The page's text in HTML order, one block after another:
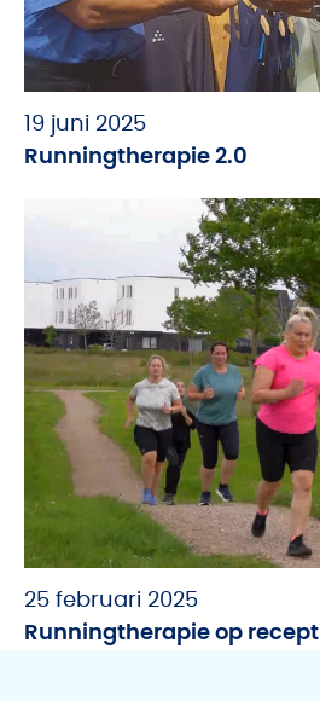
19 juni 2025
Runningtherapie 2.0
25 februari 2025
Runningtherapie op recept